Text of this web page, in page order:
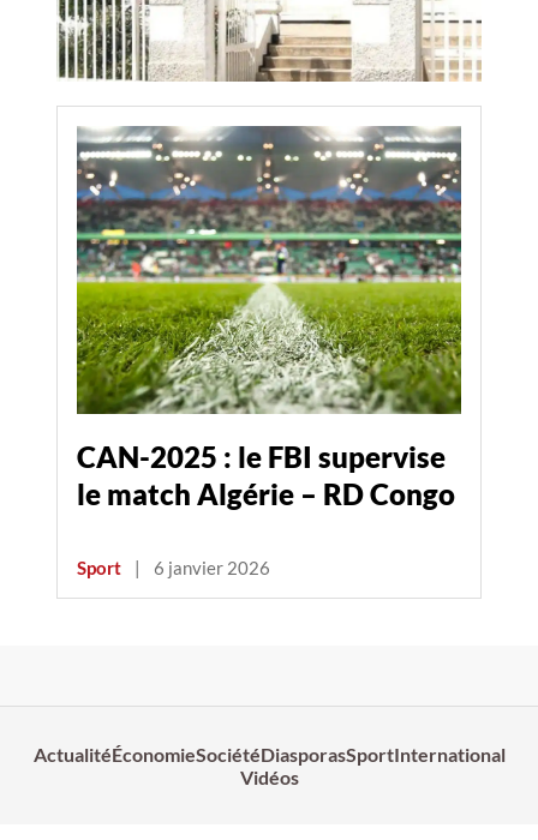
CAN-2025 : le FBI supervise
le match Algérie – RD Congo
Sport | 6 janvier 2026
ActualitéÉconomieSociétéDiasporasSportInternational
Vidéos